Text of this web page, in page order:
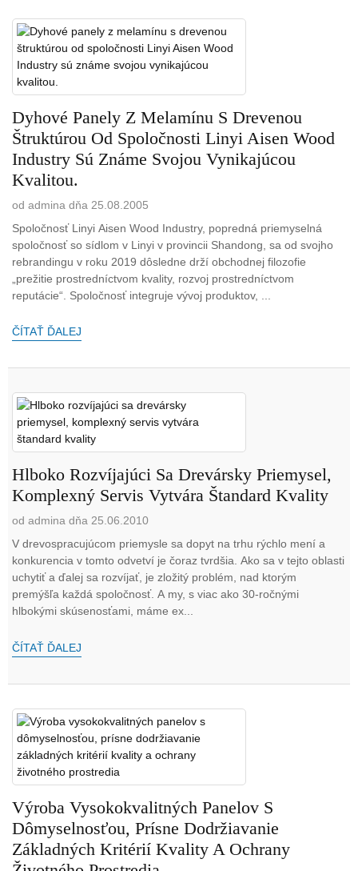
Dyhové Panely Z Melamínu S Drevenou
Štruktúrou Od Spoločnosti Linyi Aisen Wood
Industry Sú Známe Svojou Vynikajúcou
Kvalitou.
od admina dňa 25.08.2005
Spoločnosť Linyi Aisen Wood Industry, popredná priemyselná
spoločnosť so sídlom v Linyi v provincii Shandong, sa od svojho
rebrandingu v roku 2019 dôsledne drží obchodnej filozofie
„prežitie prostredníctvom kvality, rozvoj prostredníctvom
reputácie“. Spoločnosť integruje vývoj produktov, ...
ČÍTAŤ ĎALEJ
Hlboko Rozvíjajúci Sa Drevársky Priemysel,
Komplexný Servis Vytvára Štandard Kvality
od admina dňa 25.06.2010
V drevospracujúcom priemysle sa dopyt na trhu rýchlo mení a
konkurencia v tomto odvetví je čoraz tvrdšia. Ako sa v tejto oblasti
uchytiť a ďalej sa rozvíjať, je zložitý problém, nad ktorým
premýšľa každá spoločnosť. A my, s viac ako 30-ročnými
hlbokými skúsenosťami, máme ex...
ČÍTAŤ ĎALEJ
Výroba Vysokokvalitných Panelov S
Dômyselnosťou, Prísne Dodržiavanie
Základných Kritérií Kvality A Ochrany